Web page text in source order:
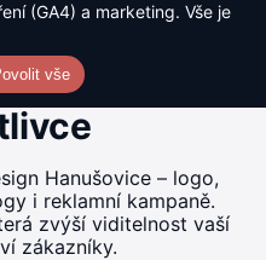
(GA4) a marketing. Vše je
vše
pro firmy i
Hanušovice – logo,
i reklamní kampaně.
zvýší viditelnost vaší
zákazníky.